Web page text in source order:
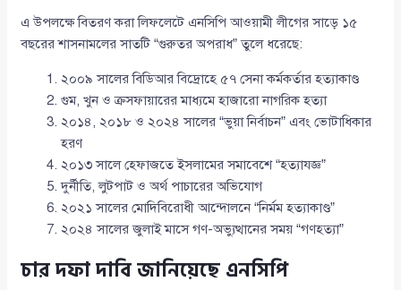
এ উপলক্ষে বিতরণ করা লিফলেটে এনসিপি আওয়ামী লীগের সাড়ে ১৫
বছরের শাসনামলের সাতটি “গুরুতর অপরাধ” তুলে ধরেছে:
২০০৯ সালের বিডিআর বিদ্রোহে ৫৭ সেনা কর্মকর্তার হত্যাকাণ্ড
গুম, খুন ও ক্রসফায়ারের মাধ্যমে হাজারো নাগরিক হত্যা
২০১৪, ২০১৮ ও ২০২৪ সালের “ভুয়া নির্বাচন” এবং ভোটাধিকার
হরণ
২০১৩ সালে হেফাজতে ইসলামের সমাবেশে “হত্যাযজ্ঞ”
দুর্নীতি, লুটপাট ও অর্থ পাচারের অভিযোগ
২০২১ সালের মোদিবিরোধী আন্দোলনে “নির্মম হত্যাকাণ্ড”
২০২৪ সালের জুলাই মাসে গণ-অভ্যুত্থানের সময় “গণহত্যা”
চার দফা দাবি জানিয়েছে এনসিপি